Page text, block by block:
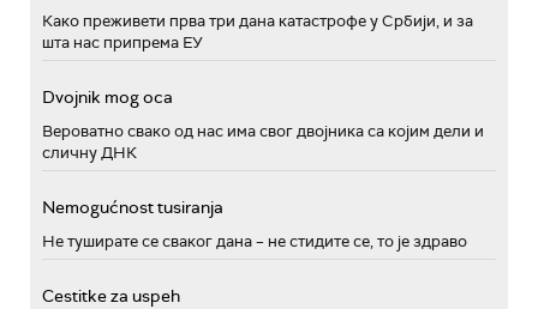
Како преживети прва три дана катастрофе у Србији, и за
шта нас припрема ЕУ
Dvojnik mog oca
Вероватно свако од нас има свог двојника са којим дели и
сличну ДНК
Nemogućnost tusiranja
Не туширате се сваког дана – не стидите се, то је здраво
Cestitke za uspeh